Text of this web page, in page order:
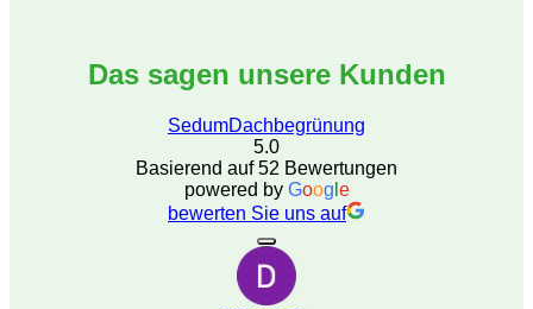
Das sagen unsere Kunden
SedumDachbegrünung
5.0
Basierend auf 52 Bewertungen
powered by Goog e
bewerten Sie uns auf